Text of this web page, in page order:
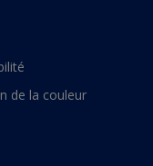
de la couleur